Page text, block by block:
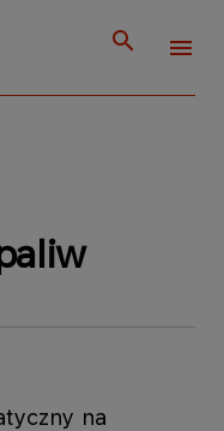
na